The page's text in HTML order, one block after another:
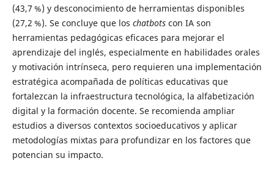
(43,7 %) y desconocimiento de herramientas disponibles
(27,2 %). Se concluye que los chatbotscon IA son
herramientas pedagógicas eficaces para mejorar el
aprendizaje del inglés, especialmente en habilidades orales
y motivación intrínseca, pero requieren una implementación
estratégica acompañada de políticas educativas que
fortalezcan la infraestructura tecnológica, la alfabetización
digital y la formación docente. Se recomienda ampliar
estudios a diversos contextos socioeducativos y aplicar
metodologías mixtas para profundizar en los factores que
potencian su impacto.